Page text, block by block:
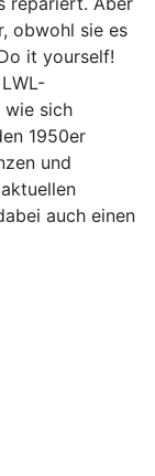
obwohl sie es
it yourself!
wie sich
1950er
und
auch einen